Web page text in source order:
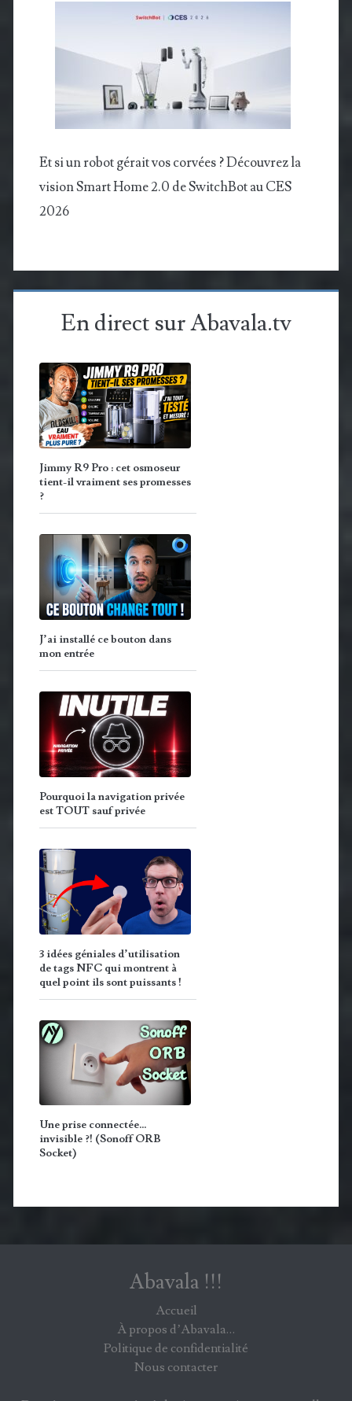
Et si un robot gérait vos corvées ? Découvrez la
vision Smart Home 2.0 de SwitchBot au CES
2026
En direct sur Abavala.tv
Jimmy R9 Pro : cet osmoseur
tient-il vraiment ses promesses
?
J’ai installé ce bouton dans
mon entrée
Pourquoi la navigation privée
est TOUT sauf privée
3 idées géniales d’utilisation
de tags NFC qui montrent à
quel point ils sont puissants !
Une prise connectée…
invisible ?! (Sonoff ORB
Socket)
Abavala !!!
Accueil
À propos d’Abavala…
Politique de confidentialité
Nous contacter